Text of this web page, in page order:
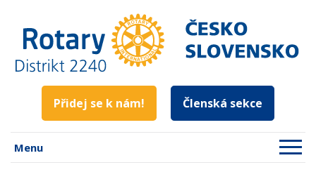
Přidej se k nám! Členská sekce
Menu